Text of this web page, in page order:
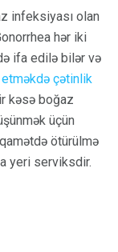
infeksiyası olan
hər iki
ifa edilə bilər və
çətinlik
kəsə boğaz
üçün
ötürülmə
yeri serviksdir.